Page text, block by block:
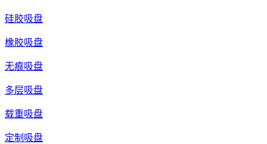
硅胶吸盘
橡胶吸盘
无痕吸盘
多层吸盘
载重吸盘
定制吸盘